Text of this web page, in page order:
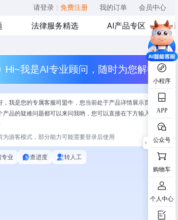
请登录 免费注册 我的订单 会员中心
小程序
APP
公众号
购物车
个人中心
法律服务精选 AI产品专区
Hi~我是AI专业顾问，随时为您解答
，我是您的专属客服司盟牛，您当前处于产品详情展示页面，有关
产品的疑难问题都可以来问我哟，您可以直接在下方输入问题开始
为游客模式，部分能力可能需要登录后使用
专业 查进度 转人工